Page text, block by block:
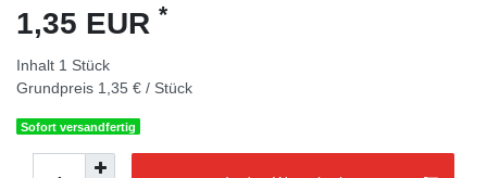
1,35 EUR *
Inhalt 1 Stück
Grundpreis 1,35 € / Stück
Sofort versandfertig